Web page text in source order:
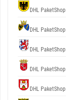
DHL PaketShop
DHL PaketShop
DHL PaketShop
DHL PaketShop
DHL PaketShop